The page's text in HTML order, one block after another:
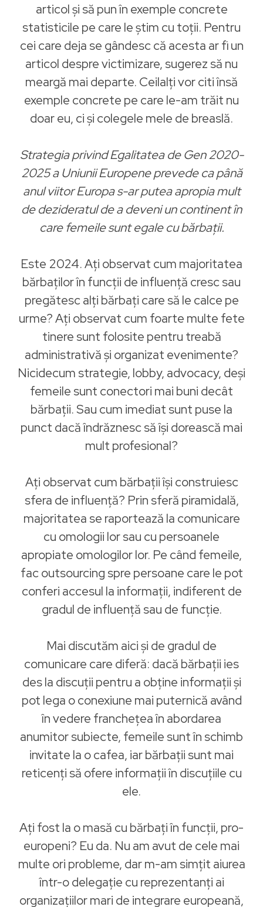
articol și să pun în exemple concrete
statisticile pe care le știm cu toții. Pentru
cei care deja se gândesc că acesta ar fi un
articol despre victimizare, sugerez să nu
meargă mai departe. Ceilalți vor citi însă
exemple concrete pe care le-am trăit nu
doar eu, ci și colegele mele de breaslă.
Strategia privind Egalitatea de Gen 2020-
2025 a Uniunii Europene prevede ca până
anul viitor Europa s-ar putea apropia mult
de dezideratul de a deveni un continent în
care femeile sunt egale cu bărbații.
Este 2024. Ați observat cum majoritatea
bărbaților în funcții de influență cresc sau
pregătesc alți bărbați care să le calce pe
urme? Ați observat cum foarte multe fete
tinere sunt folosite pentru treabă
administrativă și organizat evenimente?
Nicidecum strategie, lobby, advocacy, deși
femeile sunt conectori mai buni decât
bărbații. Sau cum imediat sunt puse la
punct dacă îndrăznesc să își dorească mai
mult profesional?
Ați observat cum bărbații își construiesc
sfera de influență? Prin sferă piramidală,
majoritatea se raportează la comunicare
cu omologii lor sau cu persoanele
apropiate omologilor lor. Pe când femeile,
fac outsourcing spre persoane care le pot
conferi accesul la informații, indiferent de
gradul de influență sau de funcție.
Mai discutăm aici și de gradul de
comunicare care diferă: dacă bărbații ies
des la discuții pentru a obține informații și
pot lega o conexiune mai puternică având
în vedere franchețea în abordarea
anumitor subiecte, femeile sunt în schimb
invitate la o cafea, iar bărbații sunt mai
reticenți să ofere informații în discuțiile cu
ele.
Ați fost la o masă cu bărbați în funcții, pro-
europeni? Eu da. Nu am avut de cele mai
multe ori probleme, dar m-am simțit aiurea
într-o delegație cu reprezentanți ai
organizațiilor mari de integrare europeană,